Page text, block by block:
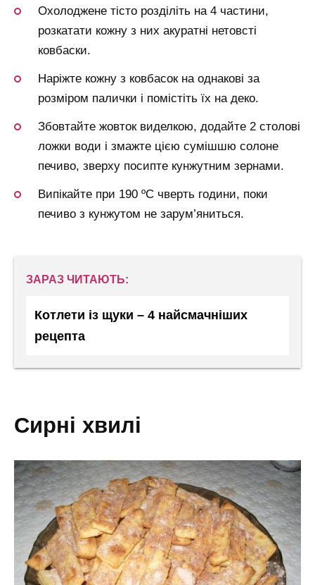
Охолоджене тісто розділіть на 4 частини,
розкатати кожну з них акуратні нетовсті
ковбаски.
Наріжте кожну з ковбасок на однакові за
розміром палички і помістіть їх на деко.
Збовтайте жовток виделкою, додайте 2 столові
ложки води і змажте цією сумішшю солоне
печиво, зверху посипте кунжутним зернами.
Випікайте при 190 ºC чверть години, поки
печиво з кунжутом не зарум’яниться.
ЗАРАЗ ЧИТАЮТЬ:
Котлети із щуки – 4 найсмачніших
рецепта
сирні хвилі